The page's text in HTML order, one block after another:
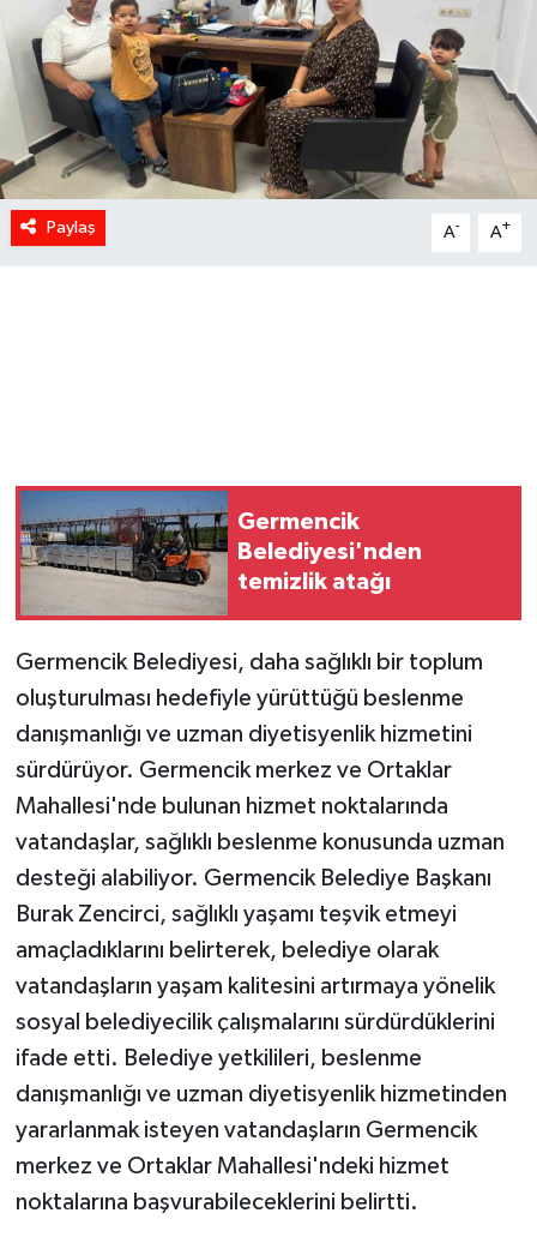
Paylaş A- A+
Germencik
Belediyesi'nden
temizlik atağı
Germencik Belediyesi, daha sağlıklı bir toplum
oluşturulması hedefiyle yürüttüğü beslenme
danışmanlığı ve uzman diyetisyenlik hizmetini
sürdürüyor. Germencik merkez ve Ortaklar
Mahallesi'nde bulunan hizmet noktalarında
vatandaşlar, sağlıklı beslenme konusunda uzman
desteği alabiliyor. Germencik Belediye Başkanı
Burak Zencirci, sağlıklı yaşamı teşvik etmeyi
amaçladıklarını belirterek, belediye olarak
vatandaşların yaşam kalitesini artırmaya yönelik
sosyal belediyecilik çalışmalarını sürdürdüklerini
ifade etti. Belediye yetkilileri, beslenme
danışmanlığı ve uzman diyetisyenlik hizmetinden
yararlanmak isteyen vatandaşların Germencik
merkez ve Ortaklar Mahallesi'ndeki hizmet
noktalarına başvurabileceklerini belirtti.